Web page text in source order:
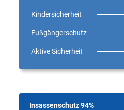
Kindersicherheit
Fußgängerschutz
Aktive Sicherheit
Insassenschutz 94%